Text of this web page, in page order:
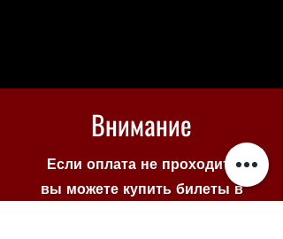
Внимание
Если оплата не проходит -
вы можете купить билеты в